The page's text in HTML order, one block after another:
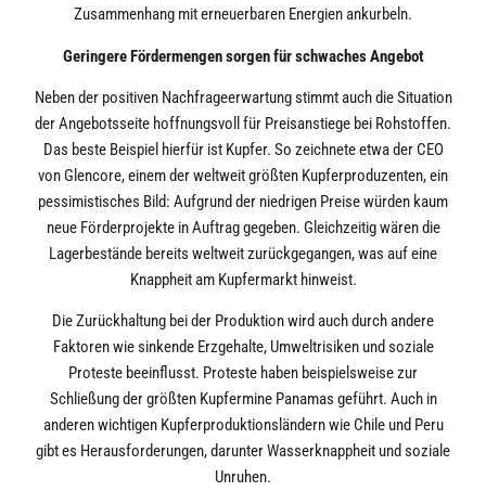
Zusammenhang mit erneuerbaren Energien ankurbeln.
Geringere Fördermengen sorgen für schwaches Angebot
Neben der positiven Nachfrageerwartung stimmt auch die Situation
der Angebotsseite hoffnungsvoll für Preisanstiege bei Rohstoffen.
Das beste Beispiel hierfür ist Kupfer. So zeichnete etwa der CEO
von Glencore, einem der weltweit größten Kupferproduzenten, ein
pessimistisches Bild: Aufgrund der niedrigen Preise würden kaum
neue Förderprojekte in Auftrag gegeben. Gleichzeitig wären die
Lagerbestände bereits weltweit zurückgegangen, was auf eine
Knappheit am Kupfermarkt hinweist.
Die Zurückhaltung bei der Produktion wird auch durch andere
Faktoren wie sinkende Erzgehalte, Umweltrisiken und soziale
Proteste beeinflusst. Proteste haben beispielsweise zur
Schließung der größten Kupfermine Panamas geführt. Auch in
anderen wichtigen Kupferproduktionsländern wie Chile und Peru
gibt es Herausforderungen, darunter Wasserknappheit und soziale
Unruhen.